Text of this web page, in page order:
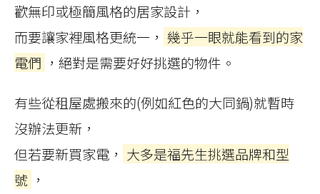
歡無印或極簡風格的居家設計，
而要讓家裡風格更統一， 幾乎一眼就能看到的家
電們 ，絕對是需要好好挑選的物件。
有些從租屋處搬來的(例如紅色的大同鍋)就暫時
沒辦法更新，
但若要新買家電， 大多是福先生挑選品牌和型
號 ，